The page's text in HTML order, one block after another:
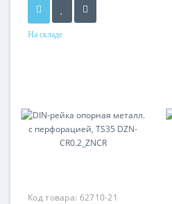
На складе
Код товара: 62710-21